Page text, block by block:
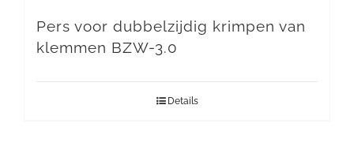
Pers voor dubbelzijdig krimpen van
klemmen BZW-3.0
Details